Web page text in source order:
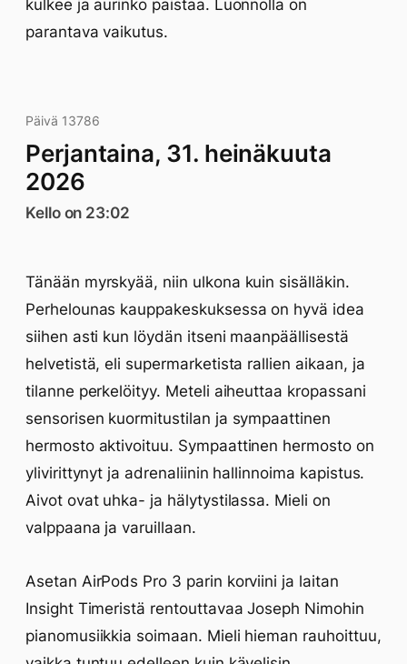
kulkee ja aurinko paistaa. Luonnolla on
parantava vaikutus.
Päivä 13786
Perjantaina, 31. heinäkuuta
2026
Kello on 23:02
Tänään myrskyää, niin ulkona kuin sisälläkin.
Perhelounas kauppakeskuksessa on hyvä idea
siihen asti kun löydän itseni maanpäällisestä
helvetistä, eli supermarketista rallien aikaan, ja
tilanne perkelöityy. Meteli aiheuttaa kropassani
sensorisen kuormitustilan ja sympaattinen
hermosto aktivoituu. Sympaattinen hermosto on
ylivirittynyt ja adrenaliinin hallinnoima kapistus.
Aivot ovat uhka- ja hälytystilassa. Mieli on
valppaana ja varuillaan.
Asetan AirPods Pro 3 parin korviini ja laitan
Insight Timeristä rentouttavaa Joseph Nimohin
pianomusiikkia soimaan. Mieli hieman rauhoittuu,